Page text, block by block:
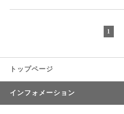
1
トップページ
インフォメーション